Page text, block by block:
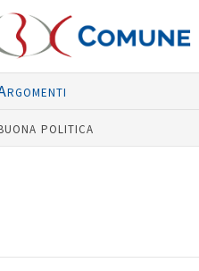
politica